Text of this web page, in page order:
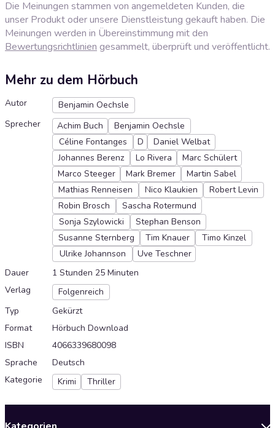
Die Meinungen stammen von angemeldeten Kunden, die
unser Produkt oder unsere Dienstleistung gekauft haben. Die
Meinungen werden in Übereinstimmung mit den
Bewertungsrichtlinien gesammelt, überprüft und veröffentlicht.
Mehr zu dem Hörbuch
Autor
Benjamin Oechsle
Sprecher
Achim Buch
Benjamin Oechsle
Céline Fontanges
D
Daniel Welbat
Johannes Berenz
Lo Rivera
Marc Schülert
Marco Steeger
Mark Bremer
Martin Sabel
Mathias Renneisen
Nico Klaukien
Robert Levin
Robin Brosch
Sascha Rotermund
Sonja Szylowicki
Stephan Benson
Susanne Sternberg
Tim Knauer
Timo Kinzel
Ulrike Johannson
Uve Teschner
Dauer
1 Stunden 25 Minuten
Verlag
Folgenreich
Typ
Gekürzt
Format
Hörbuch Download
ISBN
4066339680098
Sprache
Deutsch
Kategorie
Krimi Thriller